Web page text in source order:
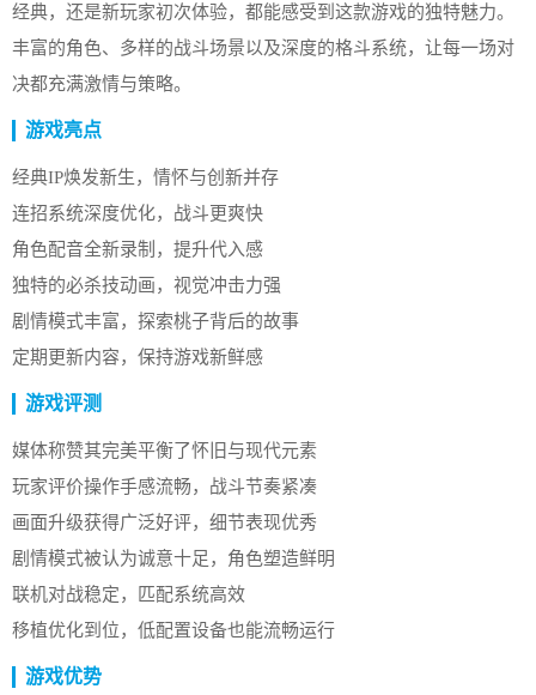
经典，还是新玩家初次体验，都能感受到这款游戏的独特魅力。
丰富的角色、多样的战斗场景以及深度的格斗系统，让每一场对
决都充满激情与策略。
游戏亮点
经典IP焕发新生，情怀与创新并存
连招系统深度优化，战斗更爽快
角色配音全新录制，提升代入感
独特的必杀技动画，视觉冲击力强
剧情模式丰富，探索桃子背后的故事
定期更新内容，保持游戏新鲜感
游戏评测
媒体称赞其完美平衡了怀旧与现代元素
玩家评价操作手感流畅，战斗节奏紧凑
画面升级获得广泛好评，细节表现优秀
剧情模式被认为诚意十足，角色塑造鲜明
联机对战稳定，匹配系统高效
移植优化到位，低配置设备也能流畅运行
游戏优势